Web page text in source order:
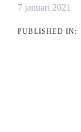
7 januari 2021
PUBLISHED IN: